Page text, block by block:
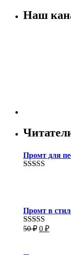
Наш
Промт для
Промт в
Оценка
50₽ 0 ₽